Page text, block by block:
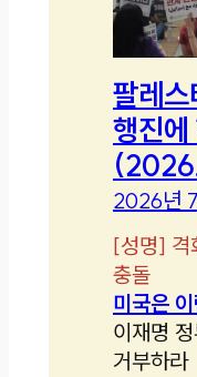
팔레
행진
2026년
[성명] 격
충돌
미국은
이재명
거부하라